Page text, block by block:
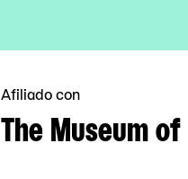
Afiliado con
The Museum